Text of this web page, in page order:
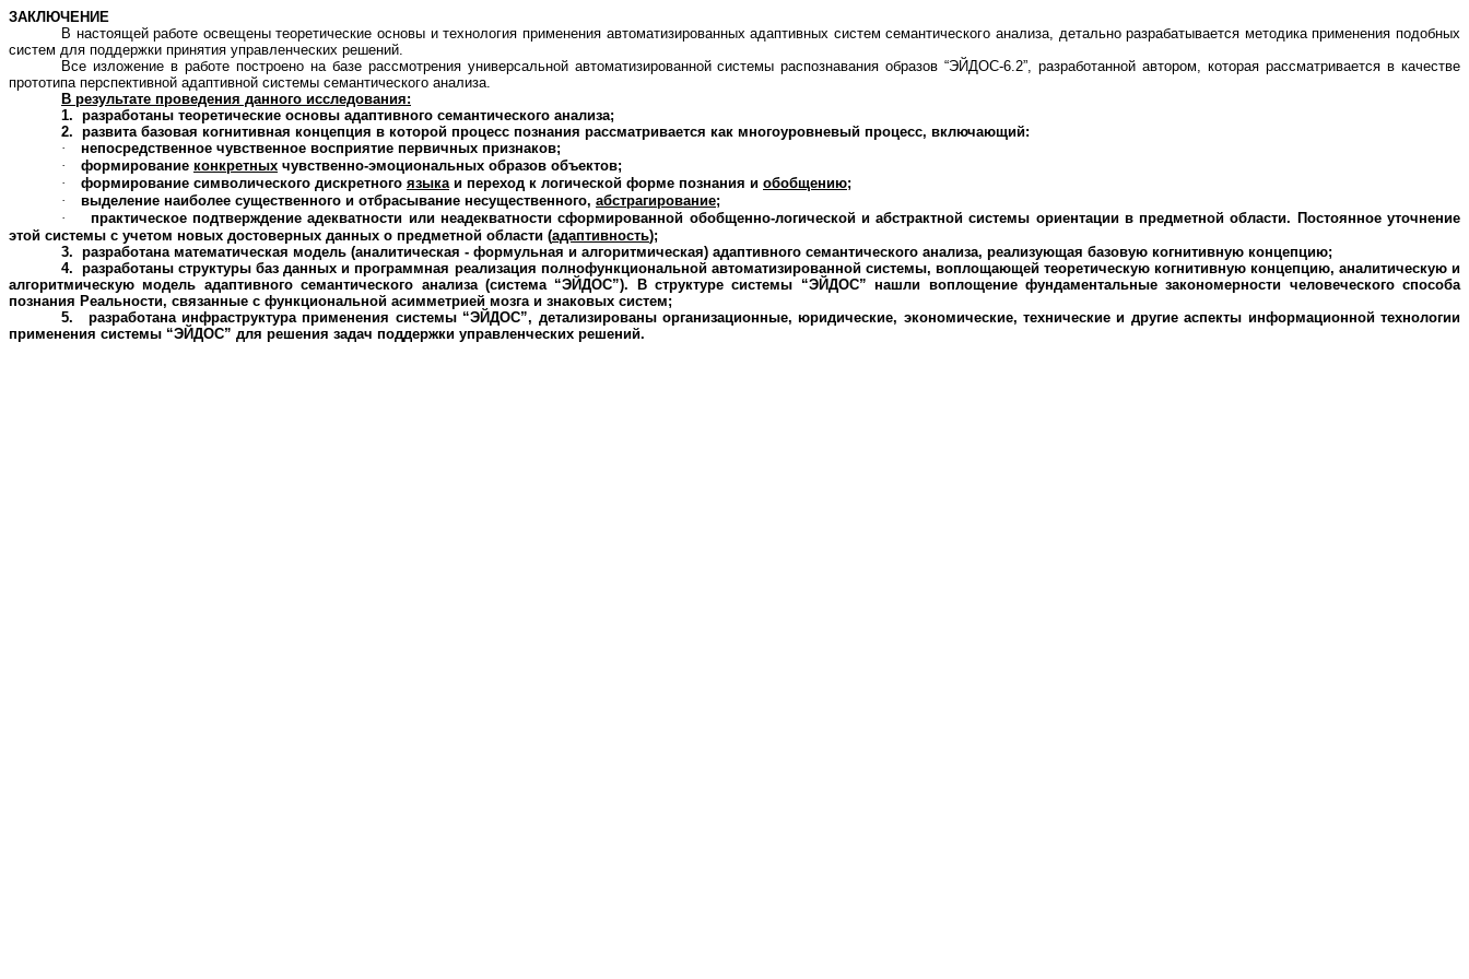
ЗАКЛЮЧЕНИЕ
В настоящей работе освещены теоретические основы и технология применения автоматизированных адаптивных систем семантического анализа, детально разрабатывается методика применения подобных
систем для поддержки принятия управленческих решений.
Все изложение в работе построено на базе рассмотрения универсальной автоматизированной системы распознавания образов “ЭЙДОС-6.2”, разработанной автором,которая рассматривается в качестве
прототипа перспективной адаптивной системы семантического анализа.
В результате проведения данного исследования:
1. разработаны теоретические основы адаптивного семантического анализа;
2. развита базовая когнитивная концепция в которой процесс познания рассматривается как многоуровневый процесс, включающий:
·
непосредственное чувственное восприятие первичных признаков;
·
формирование конкретных чувственно-эмоциональных образов объектов;
·
формирование символического дискретного языкаи переход к логической форме познания и обобщению;
·
выделение наиболее существенного и отбрасывание несущественного, абстрагирование;
·
практическое подтверждение адекватности или неадекватности сформированной обобщенно-логической и абстрактной системы ориентации в предметной области. Постоянное уточнение
этой системы с учетом новых достоверных данных о предметной области (адаптивность);
3. разработана математическая модель (аналитическая - формульная и алгоритмическая) адаптивного семантического анализа, реализующая базовую когнитивную концепцию;
4.
разработаны структуры баз данных и программная реализация полнофункциональной автоматизированной системы, воплощающей теоретическую когнитивную концепцию, аналитическую и
алгоритмическую модель адаптивного семантического анализа (система “ЭЙДОС”). В структуре системы “ЭЙДОС” нашли воплощение фундаментальные закономерности человеческого способа
познания Реальности, связанные с функциональной асимметрией мозга и знаковых систем;
5.
разработана инфраструктура применения системы “ЭЙДОС”, детализированы организационные, юридические, экономические, технические и другие аспекты информационной технологии
применения системы “ЭЙДОС” для решения задач поддержки управленческих решений.